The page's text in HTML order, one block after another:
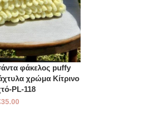
φάκελος puffy
χρώμα Κίτρινο
PL-118
35.00